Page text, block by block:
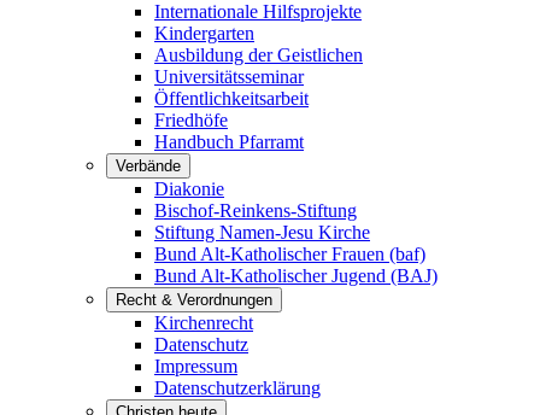
Internationale Hilfsprojekte
Kindergarten
Ausbildung der Geistlichen
Universitätsseminar
Öffentlichkeitsarbeit
Friedhöfe
Handbuch Pfarramt
Verbände
Diakonie
Bischof-Reinkens-Stiftung
Stiftung Namen-Jesu Kirche
Bund Alt-Katholischer Frauen (baf)
Bund Alt-Katholischer Jugend (BAJ)
Recht & Verordnungen
Kirchenrecht
Datenschutz
Impressum
Datenschutzerklärung